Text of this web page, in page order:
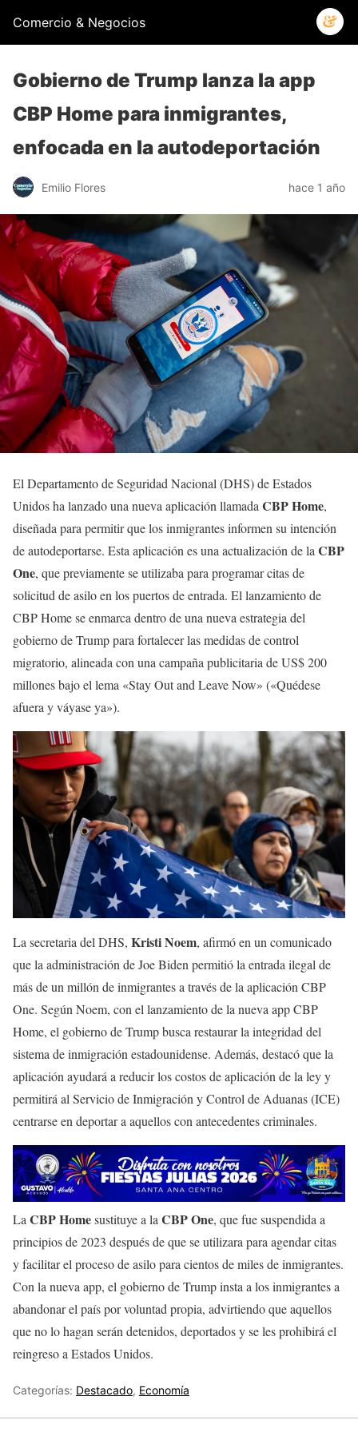
Comercio & Negocios
Gobierno de Trump lanza la app
CBP Home para inmigrantes,
enfocada en la autodeportación
Emilio Flores hace 1 año
El Departamento de Seguridad Nacional (DHS) de Estados
Unidos ha lanzado una nueva aplicación llamada CBP Home,
diseñada para permitir que los inmigrantes informen su intención
de autodeportarse. Esta aplicación es una actualización de la CBP
One, que previamente se utilizaba para programar citas de
solicitud de asilo en los puertos de entrada. El lanzamiento de
CBP Home se enmarca dentro de una nueva estrategia del
gobierno de Trump para fortalecer las medidas de control
migratorio, alineada con una campaña publicitaria de US$ 200
millones bajo el lema «Stay Out and Leave Now» («Quédese
afuera y váyase ya»).
La secretaria del DHS, Kristi Noem, afirmó en un comunicado
que la administración de Joe Biden permitió la entrada ilegal de
más de un millón de inmigrantes a través de la aplicación CBP
One. Según Noem, con el lanzamiento de la nueva app CBP
Home, el gobierno de Trump busca restaurar la integridad del
sistema de inmigración estadounidense. Además, destacó que la
aplicación ayudará a reducir los costos de aplicación de la ley y
permitirá al Servicio de Inmigración y Control de Aduanas (ICE)
centrarse en deportar a aquellos con antecedentes criminales.
La CBP Homesustituye a la CBP One, que fue suspendida a
principios de 2023 después de que se utilizara para agendar citas
y facilitar el proceso de asilo para cientos de miles de inmigrantes.
Con la nueva app, el gobierno de Trump insta a los inmigrantes a
abandonar el país por voluntad propia, advirtiendo que aquellos
que no lo hagan serán detenidos, deportados y se les prohibirá el
reingreso a Estados Unidos.
Categorías: Destacado, Economía